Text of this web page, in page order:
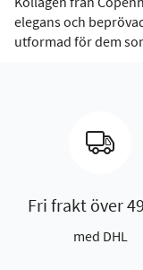
elegans och
utformad för dem
Fri frakt över
med DHL